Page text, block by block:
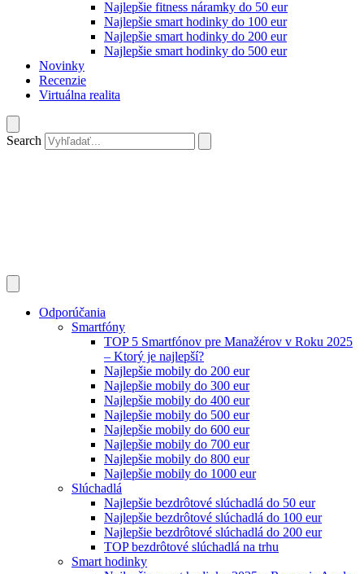
Najlepšie fitness náramky do 50 eur
Najlepšie smart hodinky do 100 eur
Najlepšie smart hodinky do 200 eur
Najlepšie smart hodinky do 500 eur
Novinky
Recenzie
Virtuálna realita
Search
Odporúčania
Smartfóny
TOP 5 Smartfónov pre Manažérov v Roku 2025
– Ktorý je najlepší?
Najlepšie mobily do 200 eur
Najlepšie mobily do 300 eur
Najlepšie mobily do 400 eur
Najlepšie mobily do 500 eur
Najlepšie mobily do 600 eur
Najlepšie mobily do 700 eur
Najlepšie mobily do 800 eur
Najlepšie mobily do 1000 eur
Slúchadlá
Najlepšie bezdrôtové slúchadlá do 50 eur
Najlepšie bezdrôtové slúchadlá do 100 eur
Najlepšie bezdrôtové slúchadlá do 200 eur
TOP bezdrôtové slúchadlá na trhu
Smart hodinky